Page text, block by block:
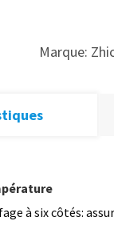
Marque:
à six côtés: